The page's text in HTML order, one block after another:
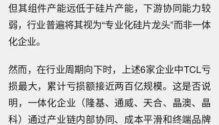
但其组件产能远低于硅片产能，下游协同能力较
弱，行业普遍将其视为“专业化硅片龙头”而非一体
化企业。
然而，在行业周期向下时，上述6家企业中TCL亏
损最大，累计亏损额接近两百亿规模。这是否说
明，一体化企业（隆基、通威、天合、晶澳、晶
科）通过产业链内部协同、成本平滑和终端品牌